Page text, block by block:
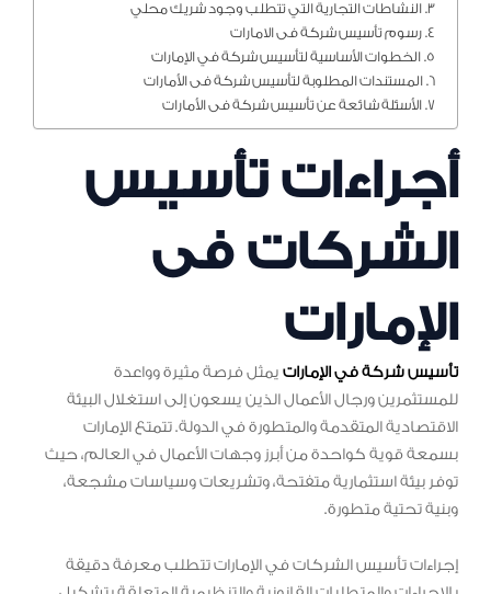
النشاطات التجارية التي تتطلب وجود شريك محلي
رسوم تأسيس شركة فى الامارات
الخطوات الأساسية لتأسيس شركة في الإمارات
المستندات المطلوبة لتأسيس شركة فى الأمارات
الأسئلة شائعة عن تأسيس شركة فى الأمارات
أجراءات تأسيس
الشركات فى
الإمارات
تأسيس شركة في الإمارات يمثل فرصة مثيرة وواعدة
للمستثمرين ورجال الأعمال الذين يسعون إلى استغلال البيئة
الاقتصادية المتقدمة والمتطورة في الدولة. تتمتع الإمارات
بسمعة قوية كواحدة من أبرز وجهات الأعمال في العالم، حيث
توفر بيئة استثمارية متفتحة، وتشريعات وسياسات مشجعة،
وبنية تحتية متطورة.
إجراءات تأسيس الشركات في الإمارات تتطلب معرفة دقيقة